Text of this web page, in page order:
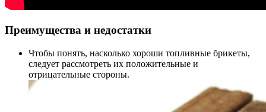
Преимущества и недостатки
Чтобы понять, насколько хороши топливные брикеты,
следует рассмотреть их положительные и
отрицательные стороны.